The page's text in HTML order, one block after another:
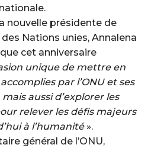
nouvelle présidente de
Nations unies, Annalena
cet anniversaire
unique de mettre en
par l’ONU et ses
aussi d’explorer les
relever les défis majeurs
à l’humanité».
général de l’ONU,